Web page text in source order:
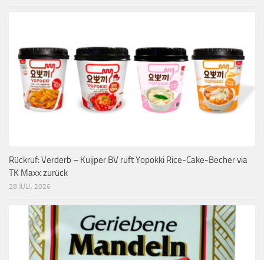
Rückruf: Verderb – Kuijper BV ruft Yopokki Rice-Cake-Becher via
TK Maxx zurück
28 JULI, 2026